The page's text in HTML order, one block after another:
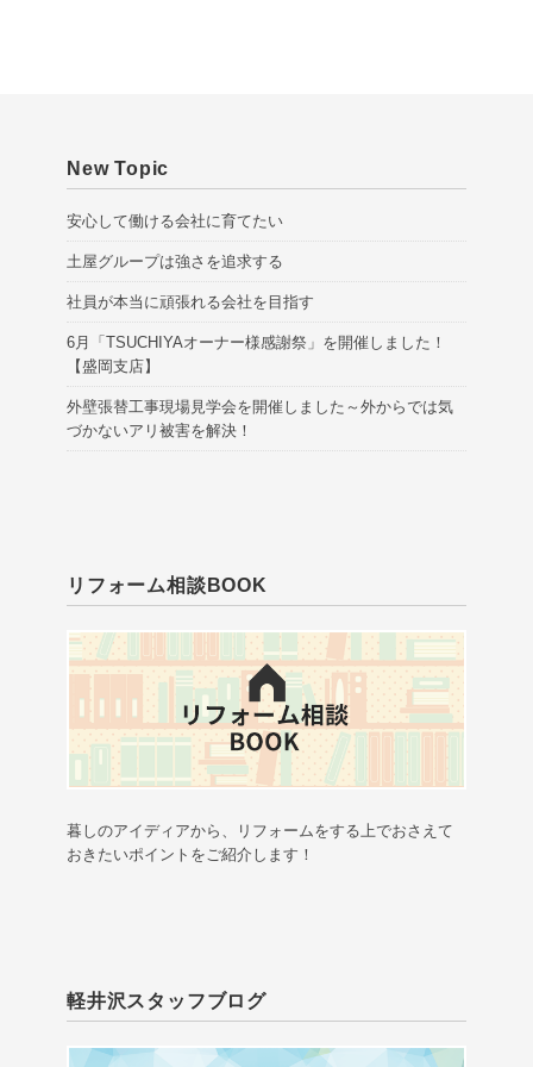
New Topic
安心して働ける会社に育てたい
土屋グループは強さを追求する
社員が本当に頑張れる会社を目指す
6月「TSUCHIYAオーナー様感謝祭」を開催しました！
【盛岡支店】
外壁張替工事現場見学会を開催しました～外からでは気
づかないアリ被害を解決！
リフォーム相談BOOK
暮しのアイディアから、リフォームをする上でおさえて
おきたいポイントをご紹介します！
軽井沢スタッフブログ